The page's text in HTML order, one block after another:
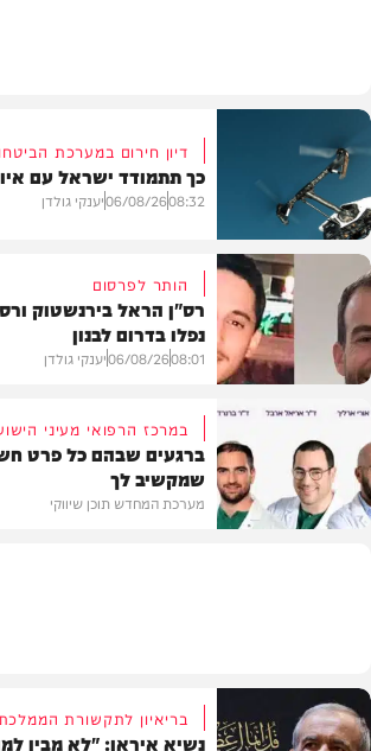
חדשות
דיון חירום במערכת
כך תתמודד ישראל עם
08:32
06/08/26יענקי גולדן
חדשות
הותר לפרסום
רס"ן הראל בירנשטוק
נפלו בדרום לבנון
08:01
06/08/26יענקי גולדן
במרכז הרפואי מעיני
ברגעים שבהם כל פרט
שמקשיב לך
מערכת המחדש תוכן שיווקי
בריאיון לתקשורת
נשיא איראן: "לא מבין